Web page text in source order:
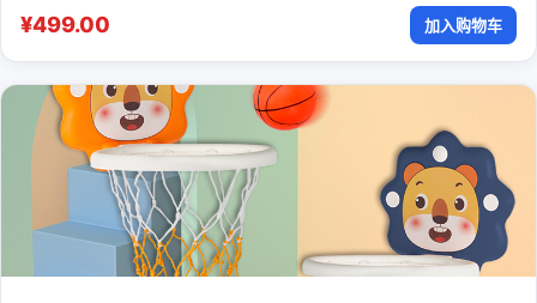
¥499.00 加入购物车